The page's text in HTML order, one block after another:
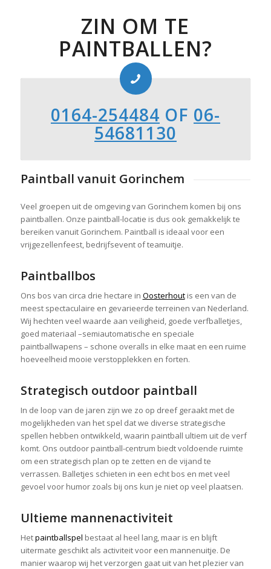
ZIN OM TE
PAINTBALLEN?
0164-254484 OF 06-
54681130
Paintball vanuit Gorinchem
Veel groepen uit de omgeving van Gorinchem komen bij ons
paintballen. Onze paintball-locatie is dus ook gemakkelijk te
bereiken vanuit Gorinchem. Paintball is ideaal voor een
vrijgezellenfeest, bedrijfsevent of teamuitje.
Paintballbos
Ons bos van circa drie hectare in Oosterhoutis een van de
meest spectaculaire en gevarieerde terreinen van Nederland.
Wij hechten veel waarde aan veiligheid, goede verfballetjes,
goed materiaal –semiautomatische en speciale
paintballwapens – schone overalls in elke maat en een ruime
hoeveelheid mooie verstopplekken en forten.
Strategisch outdoor paintball
In de loop van de jaren zijn we zo op dreef geraakt met de
mogelijkheden van het spel dat we diverse strategische
spellen hebben ontwikkeld, waarin paintball ultiem uit de verf
komt. Ons outdoor paintball-centrum biedt voldoende ruimte
om een strategisch plan op te zetten en de vijand te
verrassen. Balletjes schieten in een echt bos en met veel
gevoel voor humor zoals bij ons kun je niet op veel plaatsen.
Ultieme mannenactiviteit
Hetpaintballspel bestaat al heel lang, maar is en blijft
uitermate geschikt als activiteit voor een mannenuitje. De
manier waarop wij het verzorgen gaat uit van het plezier van